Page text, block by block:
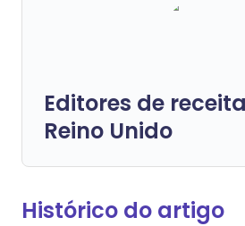
Editores de
Reino Unido
Histórico do artigo